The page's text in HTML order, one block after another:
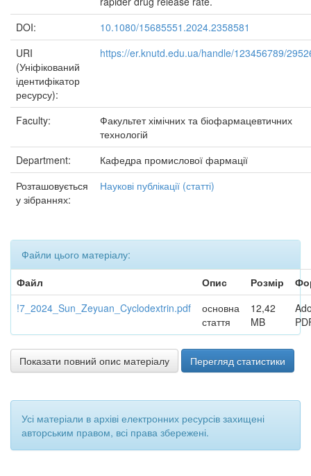
DOI:
10.1080/15685551.2024.2358581
URI
(Уніфікований
ідентифікатор
ресурсу):
https://er.knutd.edu.ua/handle/123456789/
Faculty:
Факультет хімічних та біофармацевтичних
технологій
Department:
Кафедра промислової фармації
Розташовується
у зібраннях:
Наукові публікації (статті)
Файли цього матеріалу:
Файл
Опис Розмір
!7_2024_Sun_Zeyuan_Cyclodextrin.pdf
основна
стаття
12,42
MB
Показати повний опис матеріалу Перегляд статистики
Усі матеріали в архіві електронних ресурсів захищені
авторським правом, всі права збережені.